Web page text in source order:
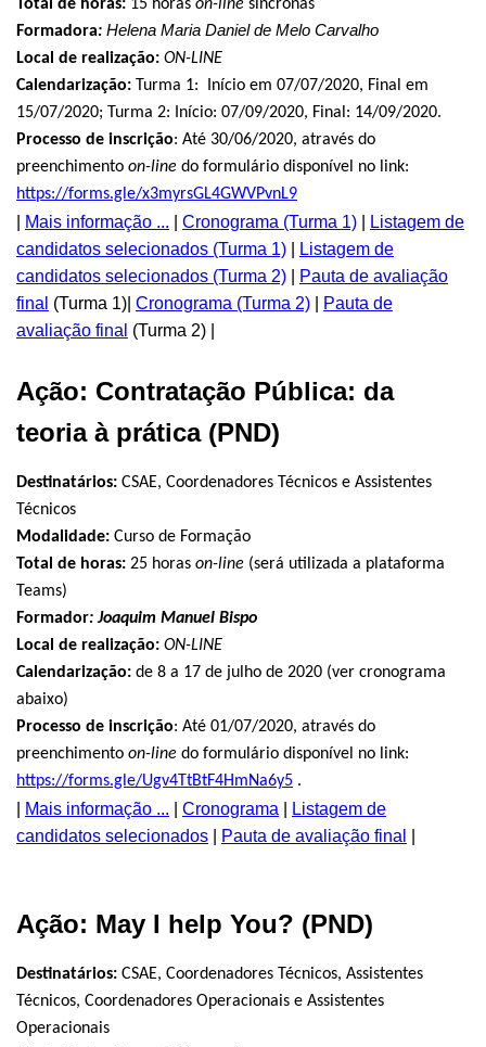
Total de horas: 15 horas on-line síncronas
Formadora: Helena Maria Daniel de Melo Carvalho
Local de realização: ON-LINE
Calendarização: Turma 1: Início em 07/07/2020, Final em
15/07/2020; Turma 2: Início: 07/09/2020, Final: 14/09/2020.
Processo de inscrição: Até 30/06/2020, através do
preenchimento on-line do formulário disponível no link:
https://forms.gle/x3myrsGL4GWVPvnL9
Mais informação ... Cronograma (Turma 1)
Listagem de
candidatos selecionados (Turma 1)
Listagem de
candidatos selecionados (Turma 2)
Pauta de avaliação
final (Turma 1)| Cronograma (Turma 2)
Pauta de
avaliação final (Turma 2) |
Ação: Contratação Pública: da
teoria à prática (PND)
Destinatários: CSAE, Coordenadores Técnicos e Assistentes
Técnicos
Modalidade: Curso de Formação
Total de horas: 25 horas on-line (será utilizada a plataforma
Teams)
Formador: Joaquim Manuel Bispo
Local de realização: ON-LINE
Calendarização: de 8 a 17 de julho de 2020 (ver cronograma
abaixo)
Processo de inscrição: Até 01/07/2020, através do
preenchimento on-line do formulário disponível no link:
https://forms.gle/Ugv4TtBtF4HmNa6y5 .
Mais informação ... Cronograma
Listagem de
candidatos selecionados
Pauta de avaliação final
Ação: May I help You? (PND)
Destinatários: CSAE, Coordenadores Técnicos, Assistentes
Técnicos, Coordenadores Operacionais e Assistentes
Operacionais